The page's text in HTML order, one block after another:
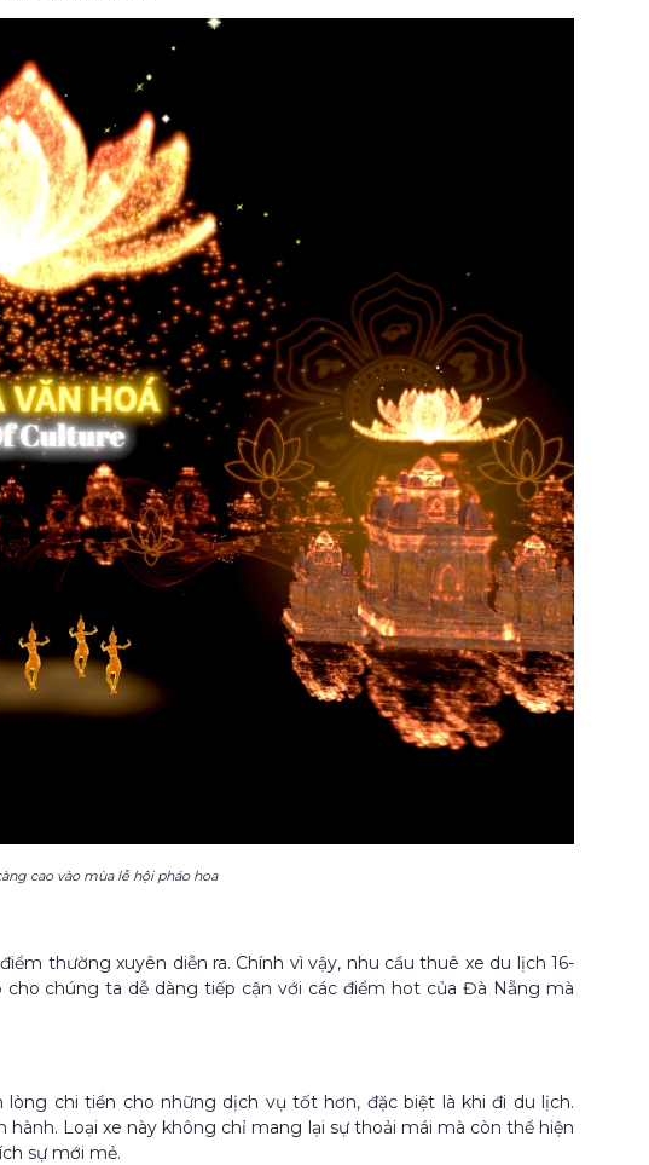
cao vào mùa lễ hội pháo hoa
thường xuyên diễn ra. Chính vì vậy, nhu cầu thuê xe du lịch 16-
chúng ta dễ dàng tiếp cận với các điểm hot của Đà Nẵng mà
chi tiền cho những dịch vụ tốt hơn, đặc biệt là khi đi du lịch.
Loại xe này không chỉ mang lại sự thoải mái mà còn thể hiện
sự mới mẻ.